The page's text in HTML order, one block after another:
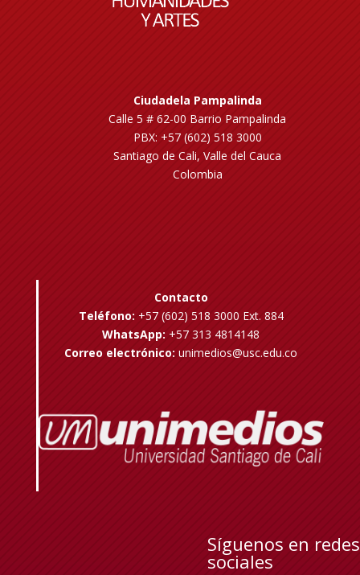
Ciudadela Pampalinda
Calle 5 # 62-00 Barrio Pampalinda
PBX: +57 (602) 518 3000
Santiago de Cali, Valle del Cauca
Colombia
Contacto
Teléfono: +57 (602) 518 3000 Ext. 884
WhatsApp: +57 313 4814148
Correo electrónico: unimedios@usc.edu.co
Síguenos en redes
sociales